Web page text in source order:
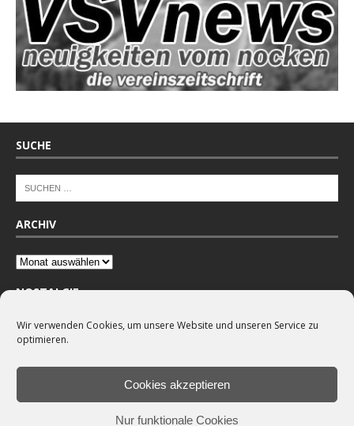
Wir verwenden Cookies, um unsere Website und unseren Service zu
optimieren.
Cookies akzeptieren
Nur funktionale Cookies
SUCHE
ARCHIV
NOSTALGIE